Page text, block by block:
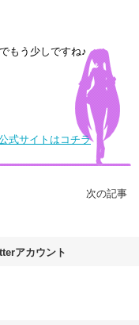
もう少しですね♪
式サイトはコチラ
次の記事
アカウント